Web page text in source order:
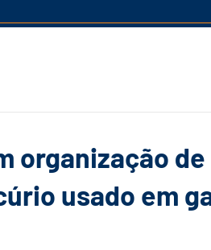
organização de
usado em